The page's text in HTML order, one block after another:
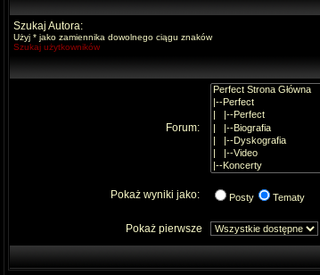
Szukaj Autora:
Użyj * jako zamiennika dowolnego ciągu znaków
Szukaj użytkowników
Forum:
Pokaż wyniki jako: Posty Tematy
Pokaż pierwsze